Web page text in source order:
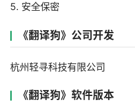
5. 安全保密
《翻译狗》公司开发
杭州轻寻科技有限公司
《翻译狗》软件版本